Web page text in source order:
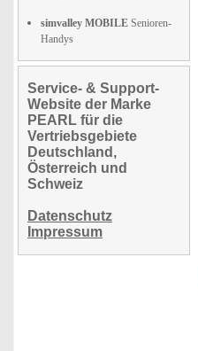
simvalley MOBILE Senioren-
Handys
Service- & Support-
Website der Marke
PEARL für die
Vertriebsgebiete
Deutschland,
Österreich und
Schweiz
Datenschutz
Impressum